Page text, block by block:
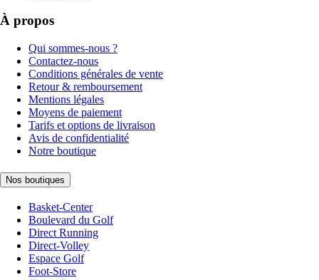
À propos
Qui sommes-nous ?
Contactez-nous
Conditions générales de vente
Retour & remboursement
Mentions légales
Moyens de paiement
Tarifs et options de livraison
Avis de confidentialité
Notre boutique
Nos boutiques
Basket-Center
Boulevard du Golf
Direct Running
Direct-Volley
Espace Golf
Foot-Store